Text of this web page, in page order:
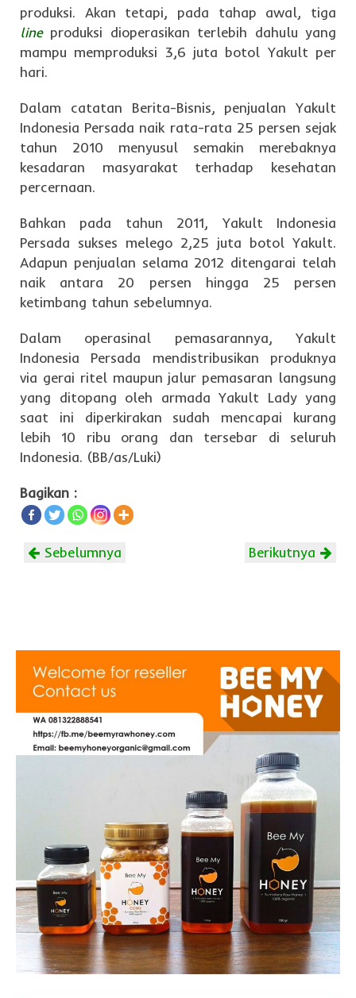
produksi. Akan tetapi, pada tahap awal, tiga
lineproduksi dioperasikan terlebih dahulu yang
mampu memproduksi 3,6 juta botol Yakult per
hari.
Dalam catatan Berita-Bisnis, penjualan Yakult
Indonesia Persada naik rata-rata 25 persen sejak
tahun 2010 menyusul semakin merebaknya
kesadaran masyarakat terhadap kesehatan
percernaan.
Bahkan pada tahun 2011, Yakult Indonesia
Persada sukses melego 2,25 juta botol Yakult.
Adapun penjualan selama 2012 ditengarai telah
naik antara 20 persen hingga 25 persen
ketimbang tahun sebelumnya.
Dalam operasinal pemasarannya, Yakult
Indonesia Persada mendistribusikan produknya
via gerai ritel maupun jalur pemasaran langsung
yang ditopang oleh armada Yakult Lady yang
saat ini diperkirakan sudah mencapai kurang
lebih 10 ribu orang dan tersebar di seluruh
Indonesia. (BB/as/Luki)
Bagikan :
Berikutnya
Sebelumnya